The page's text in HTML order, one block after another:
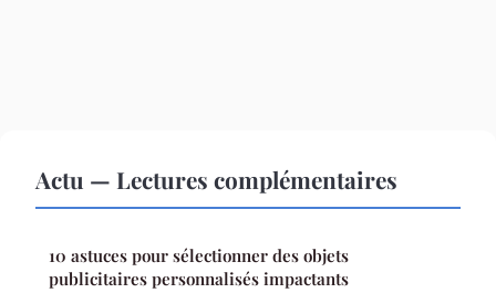
Actu — Lectures complémentaires
10 astuces pour sélectionner des objets
publicitaires personnalisés impactants